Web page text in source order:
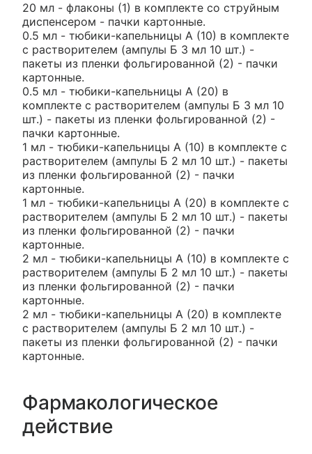
20 мл - флаконы (1) в комплекте со струйным
диспенсером - пачки картонные.
0.5 мл - тюбики-капельницы А (10) в комплекте
с растворителем (ампулы Б 3 мл 10 шт.) -
пакеты из пленки фольгированной (2) - пачки
картонные.
0.5 мл - тюбики-капельницы А (20) в
комплекте с растворителем (ампулы Б 3 мл 10
шт.) - пакеты из пленки фольгированной (2) -
пачки картонные.
1 мл - тюбики-капельницы А (10) в комплекте с
растворителем (ампулы Б 2 мл 10 шт.) - пакеты
из пленки фольгированной (2) - пачки
картонные.
1 мл - тюбики-капельницы А (20) в комплекте с
растворителем (ампулы Б 2 мл 10 шт.) - пакеты
из пленки фольгированной (2) - пачки
картонные.
2 мл - тюбики-капельницы А (10) в комплекте с
растворителем (ампулы Б 2 мл 10 шт.) - пакеты
из пленки фольгированной (2) - пачки
картонные.
2 мл - тюбики-капельницы А (20) в комплекте
с растворителем (ампулы Б 2 мл 10 шт.) -
пакеты из пленки фольгированной (2) - пачки
картонные.
Фармакологическое
действие